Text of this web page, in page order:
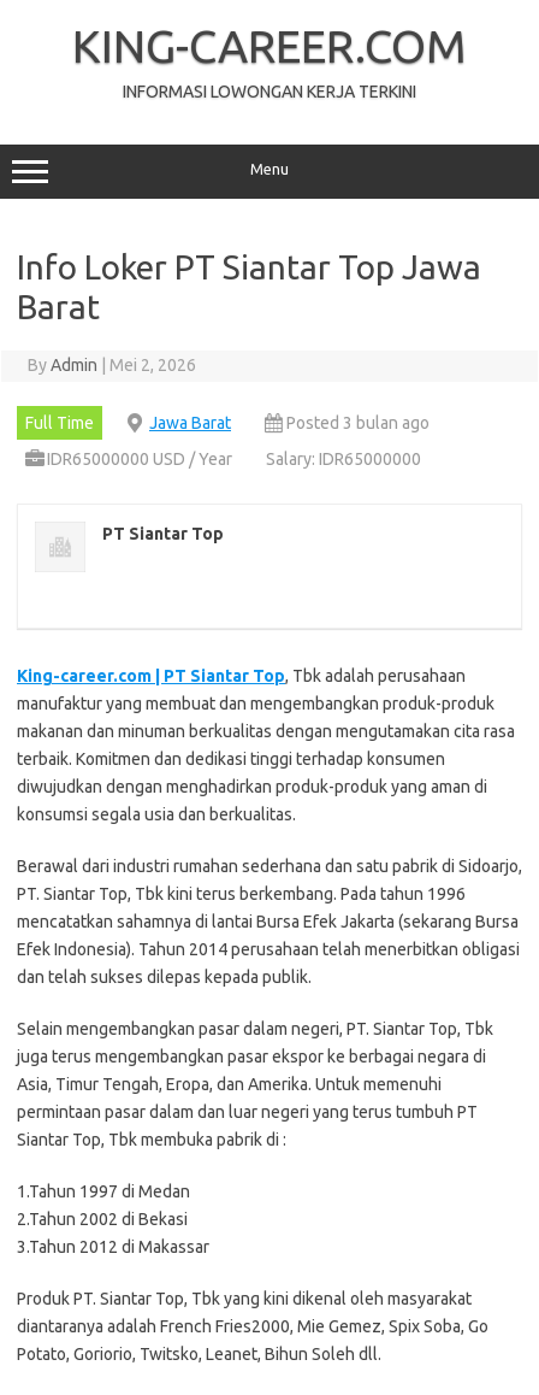
KING-CAREER.COM
INFORMASI LOWONGAN KERJA TERKINI
Menu
Info Loker PT Siantar Top Jawa
Barat
ByAdmin Mei 2, 2026
Full Time Jawa Barat
Posted 3 bulan ago
IDR65000000 USD / Year
Salary: IDR65000000
PT Siantar Top
King-career.com | PT Siantar Top, Tbk adalah perusahaan
manufaktur yang membuat dan mengembangkan produk-produk
makanan dan minuman berkualitas dengan mengutamakan cita rasa
terbaik. Komitmen dan dedikasi tinggi terhadap konsumen
diwujudkan dengan menghadirkan produk-produk yang aman di
konsumsi segala usia dan berkualitas.
Berawal dari industri rumahan sederhana dan satu pabrik di Sidoarjo,
PT. Siantar Top, Tbk kini terus berkembang. Pada tahun 1996
mencatatkan sahamnya di lantai Bursa Efek Jakarta (sekarang Bursa
Efek Indonesia). Tahun 2014 perusahaan telah menerbitkan obligasi
dan telah sukses dilepas kepada publik.
Selain mengembangkan pasar dalam negeri, PT. Siantar Top, Tbk
juga terus mengembangkan pasar ekspor ke berbagai negara di
Asia, Timur Tengah, Eropa, dan Amerika. Untuk memenuhi
permintaan pasar dalam dan luar negeri yang terus tumbuh PT
Siantar Top, Tbk membuka pabrik di :
1.Tahun 1997 di Medan
2.Tahun 2002 di Bekasi
3.Tahun 2012 di Makassar
Produk PT. Siantar Top, Tbk yang kini dikenal oleh masyarakat
diantaranya adalah French Fries2000, Mie Gemez, Spix Soba, Go
Potato, Goriorio, Twitsko, Leanet, Bihun Soleh dll.